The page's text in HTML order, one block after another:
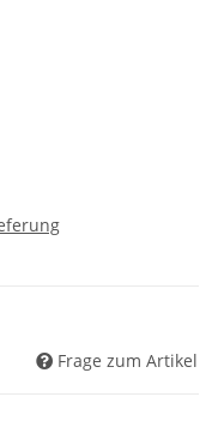
Frage zum Artikel